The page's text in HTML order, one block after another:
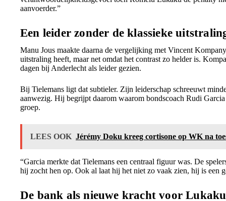
aanvoerder.”
Een leider zonder de klassieke
Manu Jous maakte daarna de vergelijking met Vincent
uitstraling heeft, maar net omdat het contrast zo helder is.
dagen bij Anderlecht als leider gezien.
Bij Tielemans ligt dat subtieler. Zijn leiderschap schreeuwt
aanwezig. Hij begrijpt daarom waarom bondscoach Rudi
groep.
LEES OOK Jérémy Doku kreeg cortisone op WK na
“Garcia merkte dat Tielemans een centraal figuur was. De
hij zocht hen op. Ook al laat hij het niet zo vaak zien, hij is een
De bank als nieuwe kracht voor Lukaku